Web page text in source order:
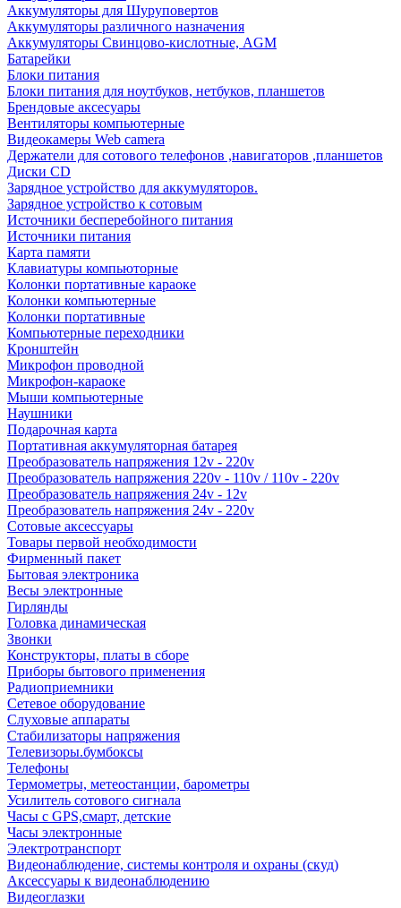
Аккумуляторы для Шуруповертов
Аккумуляторы различного назначения
Аккумуляторы Свинцово-кислотные, AGM
Батарейки
Блоки питания
Блоки питания для ноутбуков, нетбуков, планшетов
Брендовые аксесуары
Вентиляторы компьютерные
Видеокамеры Web camera
Держатели для сотового телефонов ,навигаторов ,планшетов
Диски CD
Зарядное устройство для аккумуляторов.
Зарядное устройство к сотовым
Источники бесперебойного питания
Источники питания
Карта памяти
Клавиатуры компьюторные
Колонки портативные караоке
Колонки компьютерные
Колонки портативные
Компьютерные переходники
Кронштейн
Микрофон проводной
Микрофон-караоке
Мыши компьютерные
Наушники
Подарочная карта
Портативная аккумуляторная батарея
Преобразователь напряжения 12v - 220v
Преобразователь напряжения 220v - 110v / 110v - 220v
Преобразователь напряжения 24v - 12v
Преобразователь напряжения 24v - 220v
Сотовые аксессуары
Товары первой необходимости
Фирменный пакет
Бытовая электроника
Весы электронные
Гирлянды
Головка динамическая
Звонки
Конструкторы, платы в сборе
Приборы бытового применения
Радиоприемники
Сетевое оборудование
Слуховые аппараты
Стабилизаторы напряжения
Телевизоры.бумбоксы
Телефоны
Термометры, метеостанции, барометры
Усилитель сотового сигнала
Часы с GPS,смарт, детские
Часы электронные
Электротранспорт
Видеонаблюдение, системы контроля и охраны (скуд)
Аксессуары к видеонаблюдению
Видеоглазки